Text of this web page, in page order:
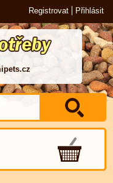
Registrovat Přihlásit